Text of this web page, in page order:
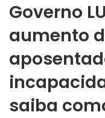
Governo
aumento
saiba